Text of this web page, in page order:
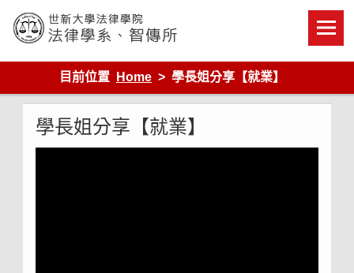
content
世新大學法律學院-法律學系-智慧財產暨科技法律研究所
目前位置
Home 學長姐分享【就業】
學長姐分享【就業】